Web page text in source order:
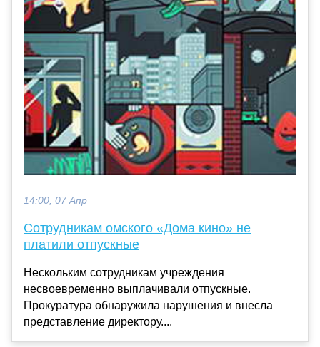
14:00, 07 Апр
Сотрудникам омского «Дома кино» не
платили отпускные
Нескольким сотрудникам учреждения
несвоевременно выплачивали отпускные.
Прокуратура обнаружила нарушения и внесла
представление директору....